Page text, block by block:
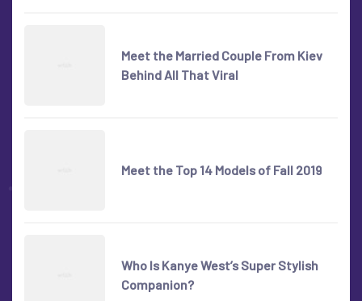
Meet the Married Couple From Kiev
Behind All That Viral
Meet the Top 14 Models of Fall 2019
Who Is Kanye West’s Super Stylish
Companion?